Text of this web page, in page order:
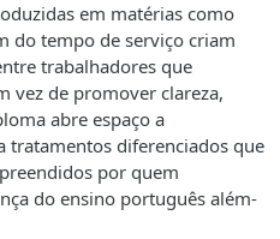
em matérias como
do tempo de serviço criam
trabalhadores que
vez de promover clareza,
abre espaço a
tratamentos diferenciados que
por quem
do ensino português além-